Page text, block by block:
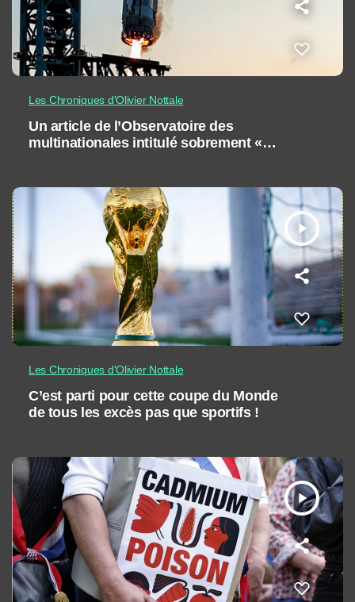
Les Chroniques d'Olivier Nottale
Un article de l’Observatoire des
multinationales intitulé sobrement «
play_arrow
Les Chroniques d'Olivier Nottale
C’est parti pour cette coupe du Monde
de tous les excès pas que sportifs !
play_arrow